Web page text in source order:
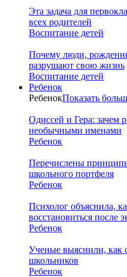
Эта задача для
всех родителей
Воспитание детей
Почему люди,
разрушают свою жизнь
Воспитание детей
Ребенок
РебенокПоказать
Одиссей и Гера: зачем
необычными именами
Ребенок
Перечислены
школьного портфеля
Ребенок
Психолог объяснила,
восстановиться после
Ребенок
Ученые выяснили, как
школьников
Ребенок